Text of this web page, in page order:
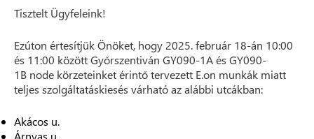
Tisztelt Ügyfeleink!
Ezúton értesítjük Önöket, hogy 2025. február 18-án 10:00
és 11:00 között Győrszentiván GY090-1A és GY090-
1B node körzeteinket érintő tervezett E.on munkák miatt
teljes szolgáltatáskiesés várható az alábbi utcákban:
Akácos u.
Árnyas u.